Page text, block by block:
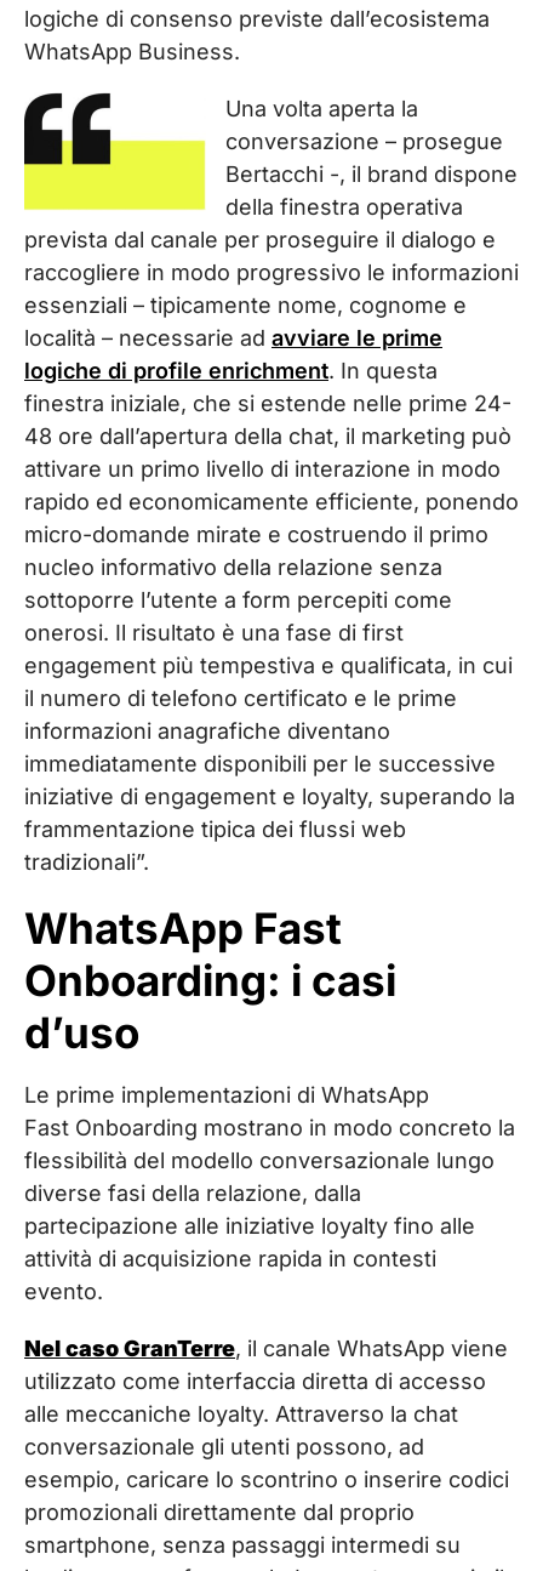
logiche di consenso previste dall’ecosistema
WhatsApp Business.
Una volta aperta la
conversazione – prosegue
Bertacchi -, il brand dispone
della finestra operativa
prevista dal canale per proseguire il dialogo e
raccogliere in modo progressivo le informazioni
essenziali – tipicamente nome, cognome e
località – necessarie ad avviare le prime
logiche di profile enrichment. In questa
finestra iniziale, che si estende nelle prime 24-
48 ore dall’apertura della chat, il marketing può
attivare un primo livello di interazione in modo
rapido ed economicamente efficiente, ponendo
micro-domande mirate e costruendo il primo
nucleo informativo della relazione senza
sottoporre l’utente a form percepiti come
onerosi. Il risultato è una fase di first
engagement più tempestiva e qualificata, in cui
il numero di telefono certificato e le prime
informazioni anagrafiche diventano
immediatamente disponibili per le successive
iniziative di engagement e loyalty, superando la
frammentazione tipica dei flussi web
tradizionali”.
WhatsApp Fast
Onboarding: i casi
d’uso
Le prime implementazioni di WhatsApp
Fast Onboarding mostrano in modo concreto la
flessibilità del modello conversazionale lungo
diverse fasi della relazione, dalla
partecipazione alle iniziative loyalty fino alle
attività di acquisizione rapida in contesti
evento.
Nel caso GranTerre, il canale WhatsApp viene
utilizzato come interfaccia diretta di accesso
alle meccaniche loyalty. Attraverso la chat
conversazionale gli utenti possono, ad
esempio, caricare lo scontrino o inserire codici
promozionali direttamente dal proprio
smartphone, senza passaggi intermedi su